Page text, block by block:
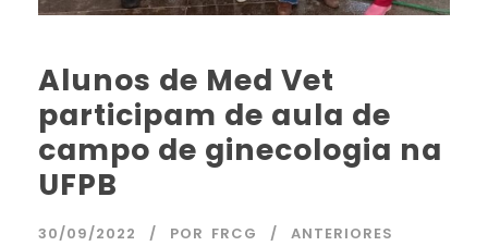
Alunos de Med Vet
participam de aula de
campo de ginecologia na
UFPB
30/09/2022 POR FRCG ANTERIORES